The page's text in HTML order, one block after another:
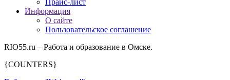
Прайс-лист
Информация
О сайте
Пользовательское соглашение
RIO55.ru – Работа и образование в Омске.
{COUNTERS}